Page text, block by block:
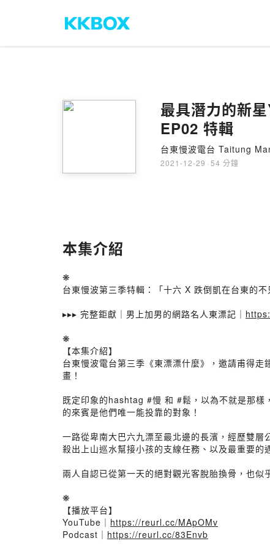
最具潛力的新
EP02 特輯
台東慢波電台 Taitung
2021-12-29 · 54 分鐘
本集介紹
❋
台東慢波第三季特輯：「十六 X 跌倒凱在台東的
▸▸▸ 完整鉅獻｜男上加男的網路名人東漂記｜
❋
【本集介紹】
台東慢波電台第三季《東漂漂什麼》，邀請甫得
畫！
既定印象的hashtag #慢 和 #鬆，以為不就是那樣
的來賓是他們唯一能投靠的對象！
一路從卑南大巴六九漂至最北邊的長濱，經歷雙
殺出上山巡水幫接小孩的支線任務、以及最重要的
兩人自認已從第一天的絕對觀光客脫胎換骨，也
❋
【播放平台】​
YouTube｜ https://reurl.cc/MApOMv​
Podcast｜ https://reurl.cc/83Envb​